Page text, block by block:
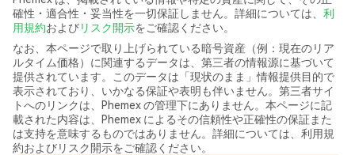
確性・適合性・妥当性を一切保証しません。詳細については、 利
用規約およびリスク開示をご確認ください。
なお、本ページで取り上げられている暗号資産（例：現在のリア
ルタイム価格）に関連するデータは、第三者の情報源に基づいて
提供されています。このデータは「現状のまま」情報提供目的で
表示されており、いかなる保証や表明も伴いません。第三者サイ
トへのリンクは、Phemex の管理下にありません。本ページに記
載された内容は、Phemex によるその信頼性や正確性の保証また
は支持を意味するものではありません。詳細については、利用規
約およびリスク開示をご確認ください。